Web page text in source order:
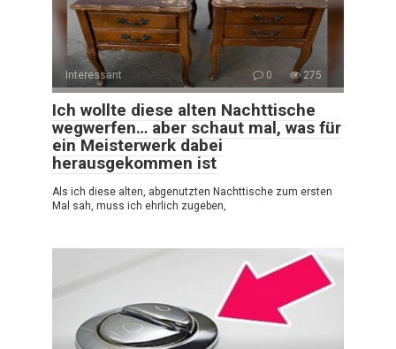
Interessant 0 275
Ich wollte diese alten Nachttische
wegwerfen… aber schaut mal, was für
ein Meisterwerk dabei
herausgekommen ist
Als ich diese alten, abgenutzten Nachttische zum ersten
Mal sah, muss ich ehrlich zugeben,